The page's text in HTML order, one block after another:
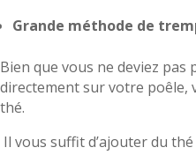
Grande méthode de
Bien que vous ne deviez
directement sur votre poêle,
thé.
Il vous suffit d’ajouter du